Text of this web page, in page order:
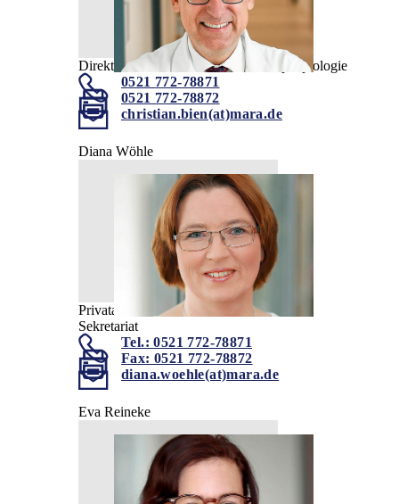
Direktor der Universitätsklinik für Epileptologie
0521 772-78871
0521 772-78872
christian.bien(at)mara.de
Diana Wöhle
Privatambulanz für Erwachsene
Sekretariat
Tel.: 0521 772-78871
Fax: 0521 772-78872
diana.woehle(at)mara.de
Eva Reineke